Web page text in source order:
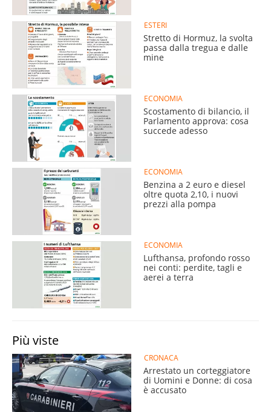
ESTERI
Stretto di Hormuz, la svolta
passa dalla tregua e dalle
mine
ECONOMIA
Scostamento di bilancio, il
Parlamento approva: cosa
succede adesso
ECONOMIA
Benzina a 2 euro e diesel
oltre quota 2,10, i nuovi
prezzi alla pompa
ECONOMIA
Lufthansa, profondo rosso
nei conti: perdite, tagli e
aerei a terra
Più viste
CRONACA
Arrestato un corteggiatore
di Uomini e Donne: di cosa
è accusato